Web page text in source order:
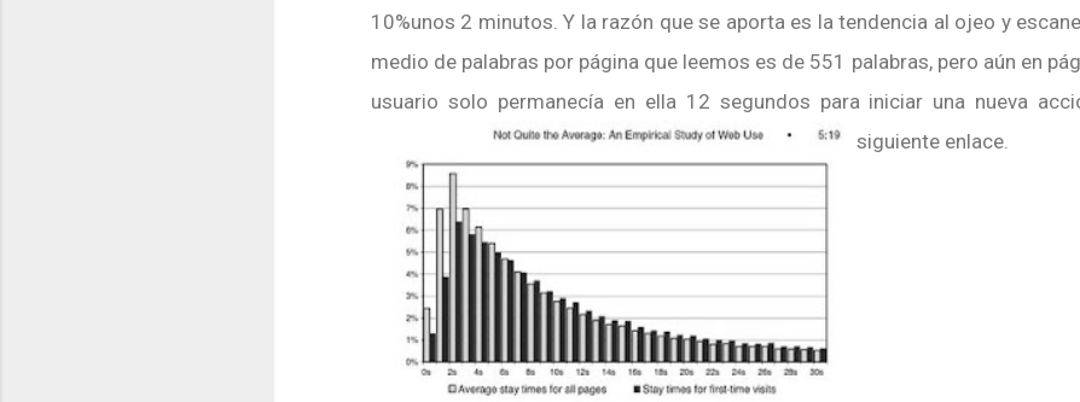
10%unos 2 minutos.Y la razón que se aporta es la tendencia al ojeo y
medio de palabras por página que leemos es de 551 palabras, pero aún en
usuario solo permanecía en ella 12 segundos para iniciar una nueva
siguiente enlace.